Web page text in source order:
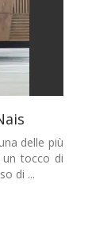
delle più
un tocco di
di ...